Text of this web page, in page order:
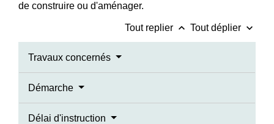
de construire ou d'aménager.
Tout replier keyboard_arrow_up Tout déplier keyboard_arrow_down
Travaux concernés
Démarche
Délai d'instruction